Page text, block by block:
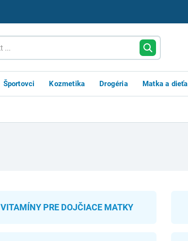
Športovci Kozmetika Drogéria Matka a dieťa
VITAMÍNY PRE DOJČIACE MATKY